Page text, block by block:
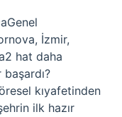
İzmir,
hat daha
kıyafetinden
ilk hazır